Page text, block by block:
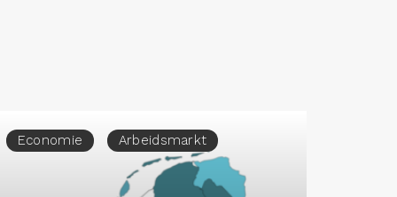
Economie Arbeidsmarkt